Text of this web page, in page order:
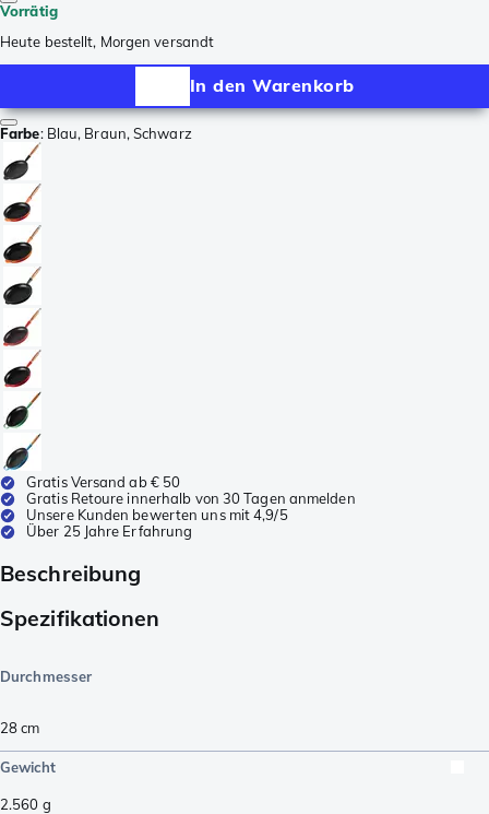
Vorrätig
Heute bestellt, Morgen versandt
In den Warenkorb
Farbe: Blau, Braun, Schwarz
Gratis Versand ab € 50
Gratis Retoure innerhalb von 30 Tagen anmelden
Unsere Kunden bewerten uns mit 4,9/5
Über 25 Jahre Erfahrung
Beschreibung
Spezifikationen
Durchmesser
28 cm
Gewicht
2.560 g